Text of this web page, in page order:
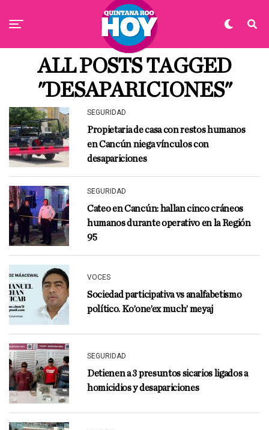
ALL POSTS TAGGED
"DESAPARICIONES"
SEGURIDAD
Propietaria de casa con restos humanos
en Cancún niega vínculos con
desapariciones
SEGURIDAD
Cateo en Cancún: hallan cinco cráneos
humanos durante operativo en la Región
95
VOCES
Sociedad participativa vs analfabetismo
político. Ko’one’ex much’ meyaj
SEGURIDAD
Detienen a 3 presuntos sicarios ligados a
homicidios y desapariciones